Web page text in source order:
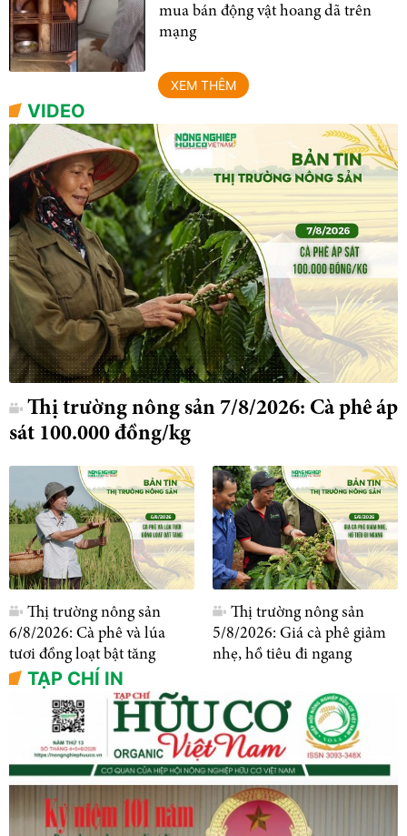
mua bán động vật hoang dã trên
mạng
XEM THÊM
VIDEO
Thị trường nông sản 7/8/2026: Cà phê áp
sát 100.000 đồng/kg
Thị trường nông sản
6/8/2026: Cà phê và lúa
tươi đồng loạt bật tăng
Thị trường nông sản
5/8/2026: Giá cà phê giảm
nhẹ, hồ tiêu đi ngang
TẠP CHÍ IN